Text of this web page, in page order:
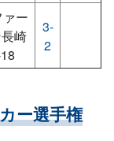
ァー
崎
3-
2
ー選手権